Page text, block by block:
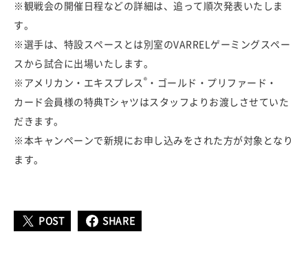
※観戦会の開催日程などの詳細は、追って順次発表いたしま
す。
※選手は、特設スペースとは別室のVARRELゲーミングスペー
スから試合に出場いたします。
※アメリカン・エキスプレス ® ・ゴールド・プリファード・
カード会員様の特典Tシャツはスタッフよりお渡しさせていた
だきます。
※本キャンペーンで新規にお申し込みをされた方が対象となり
ます。
POST SHARE